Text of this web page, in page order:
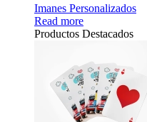
Imanes Personalizados
Read more
Productos Destacados